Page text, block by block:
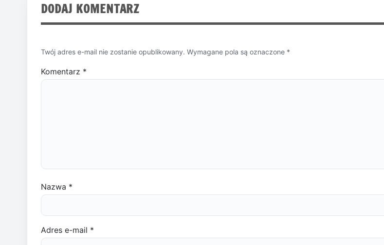
DODAJ KOMENTARZ
Twój adres e-mail nie zostanie opublikowany. Wymagane pola są oznaczone *
Komentarz *
Nazwa *
Adres e-mail *